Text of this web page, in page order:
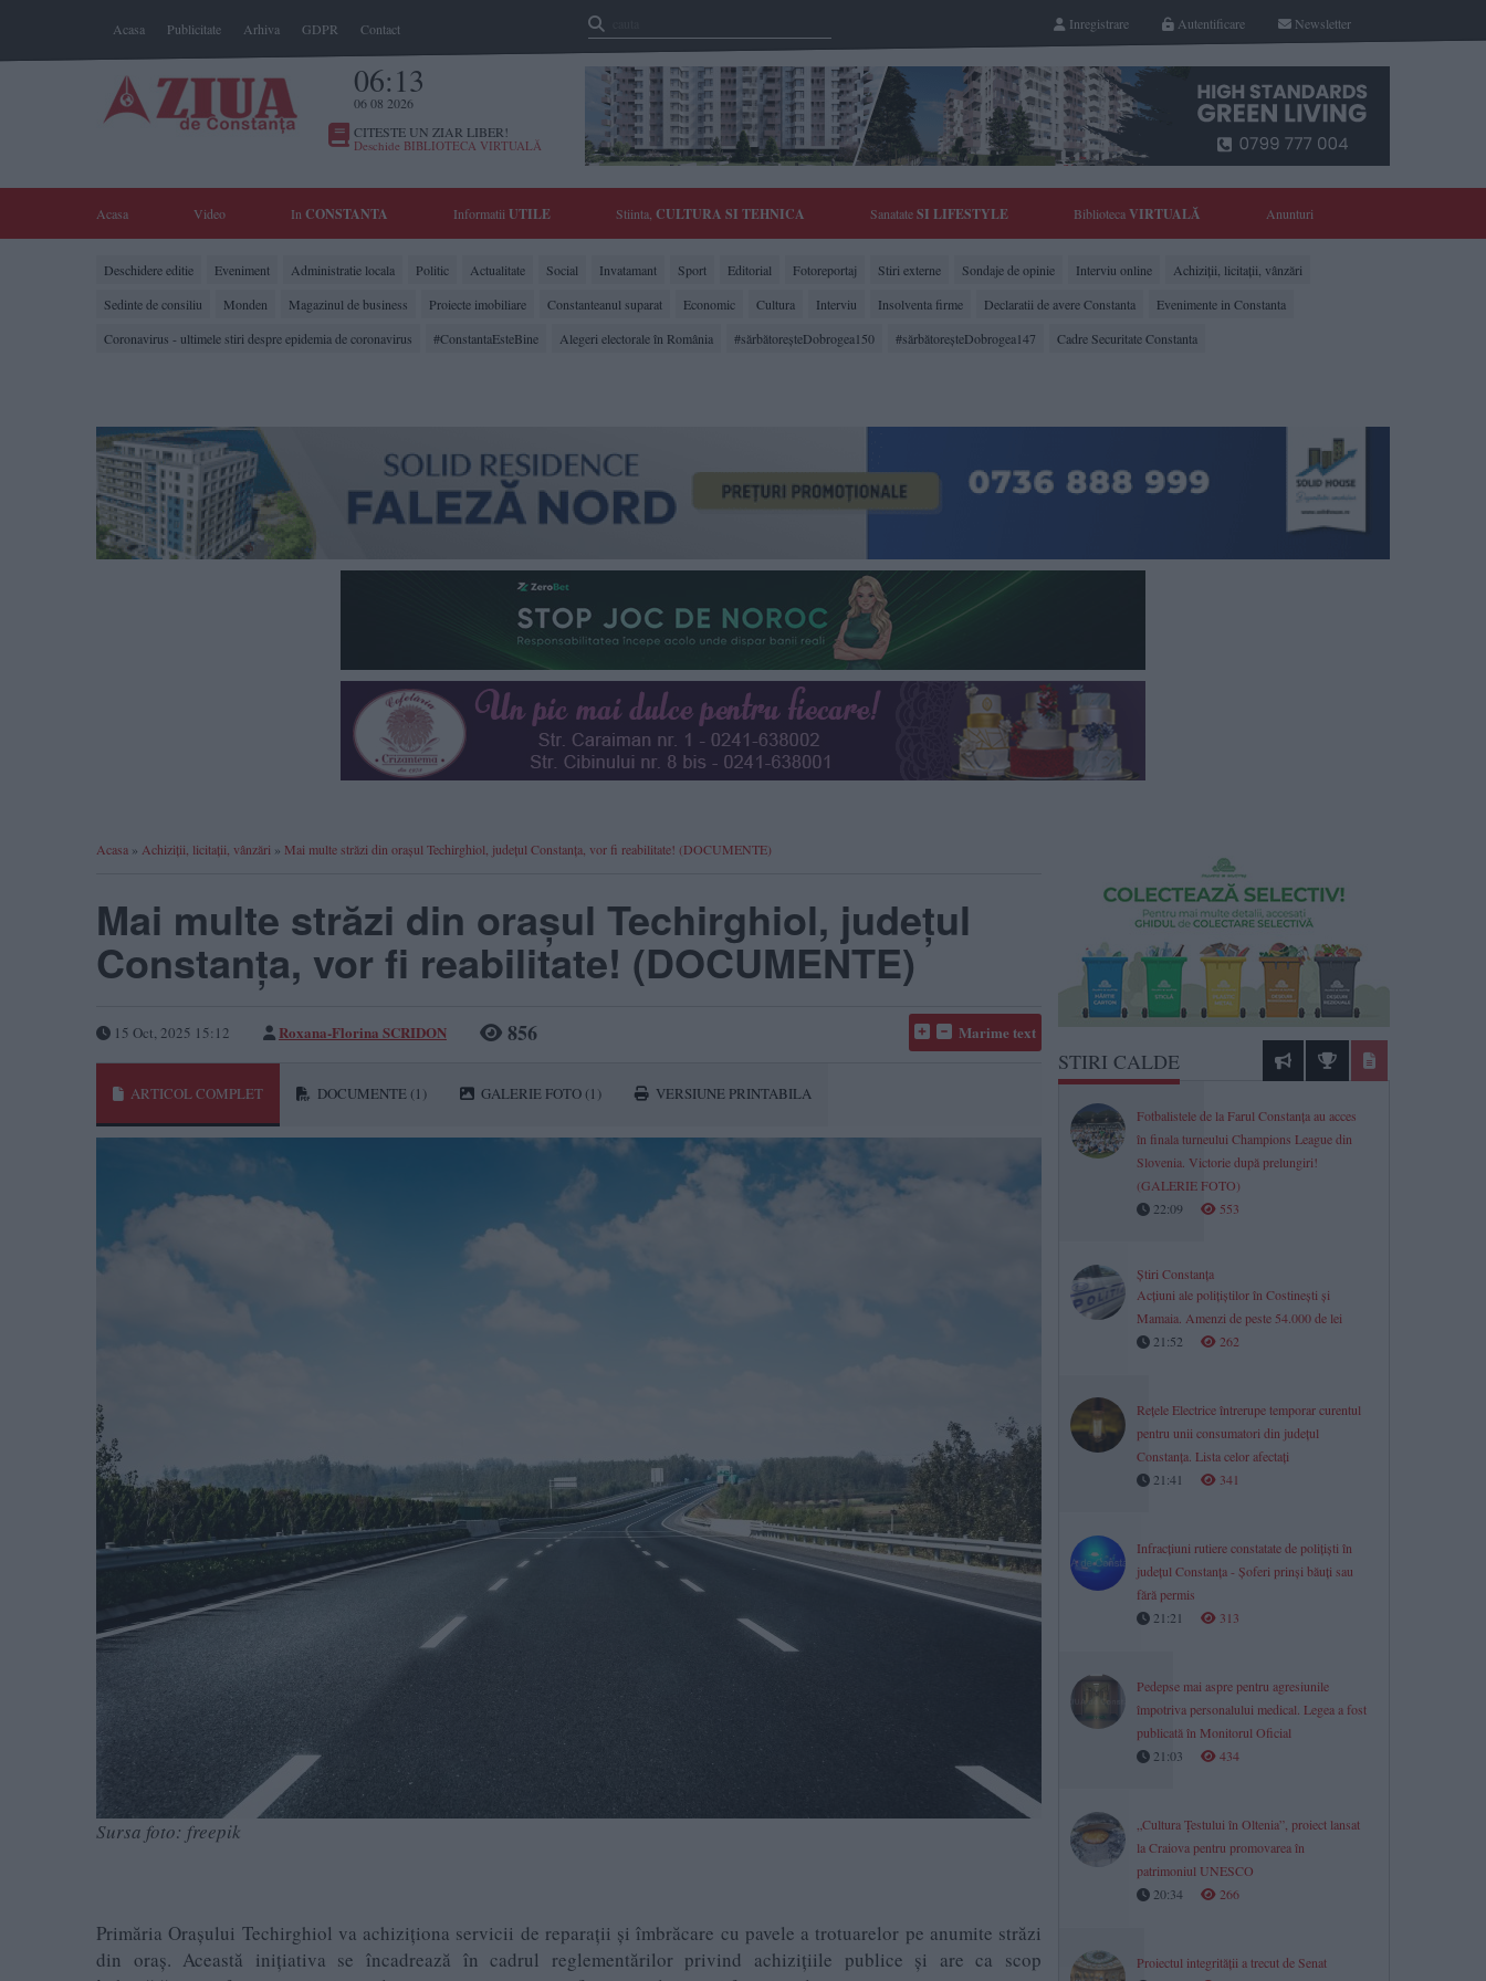
Acasa Publicitate Arhiva GDPR Contact Newsletter
Autentificare
Inregistrare
06:13
06 08 2026
CITESTE UN ZIAR LIBER!
Deschide BIBLIOTECA VIRTUALĂ
Acasa Video In CONSTANTA Informatii UTILE Stiinta, CULTURA SI TEHNICA SanatateSI LIFESTYLE BibliotecaVIRTUALĂ Anunturi
Deschidere editie Eveniment Administratie locala Politic Actualitate Social Invatamant Sport Editorial Fotoreportaj Stiri externe Sondaje de opinie Interviu online
Achiziții, licitații, vânzări
Sedinte de consiliu
Monden Magazinul de business Proiecte imobiliare Constanteanul suparat Economic Cultura Interviu Insolventa firme Declaratii de avere Constanta
Evenimente in Constanta
Coronavirus - ultimele stiri despre epidemia de coronavirus
#ConstantaEsteBine Alegeri electorale în România #sărbătoreşteDobrogea150 #sărbătoreşteDobrogea147 Cadre Securitate Constanta
Acasa » Achiziții, licitații, vânzări » Mai multe străzi din orașul Techirghiol, județul Constanța, vor fi reabilitate! (DOCUMENTE)
Mai multe străzi din orașul Techirghiol, județul
Constanța, vor fi reabilitate! (DOCUMENTE)
15 Oct, 2025 15:12 Roxana-Florina SCRIDON 856 Marime text
ARTICOL COMPLET DOCUMENTE (1) GALERIE FOTO (1) VERSIUNE PRINTABILA
Sursa foto: freepik
Primăria Orașului Techirghiol va achiziționa servicii de reparații și îmbrăcare cu pavele a trotuarelor pe anumite străzi
din oraș. Această inițiativa se încadrează în cadrul reglementărilor privind achizițiile publice și are ca scop
STIRI CALDE
Fotbalistele de la Farul Constanța au acces
în finala turneului Champions League din
Slovenia. Victorie după prelungiri!
(GALERIE FOTO)
22:09
553
Știri Constanța
Acțiuni ale polițiștilor în Costinești și
Mamaia. Amenzi de peste 54.000 de lei
21:52
262
Rețele Electrice întrerupe temporar curentul
pentru unii consumatori din județul
Constanța. Lista celor afectați
21:41
341
Infracțiuni rutiere constatate de polițiști în
județul Constanța - Șoferi prinși băuți sau
fără permis
21:21
313
Pedepse mai aspre pentru agresiunile
împotriva personalului medical. Legea a fost
publicată în Monitorul Oficial
21:03
434
„Cultura Țestului în Oltenia”, proiect lansat
la Craiova pentru promovarea în
patrimoniul UNESCO
20:34
266
Proiectul integrității a trecut de Senat